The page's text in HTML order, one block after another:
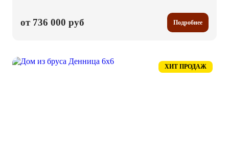
от 736 000 руб Подробнее
ХИТ ПРОДАЖ